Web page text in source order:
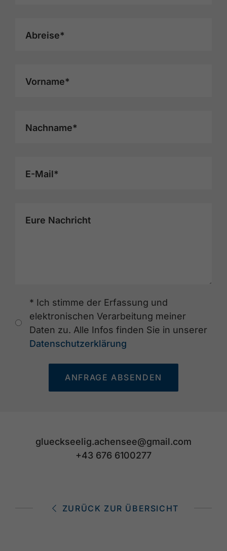
Abreise*
Vorname*
Nachname*
E-Mail*
Eure Nachricht
* Ich stimme der Erfassung und
elektronischen Verarbeitung meiner
Daten zu. Alle Infos finden Sie in unserer
Datenschutzerklärung
ANFRAGE ABSENDEN
glueckseelig.achensee@gmail.com
+43 676 6100277
ZURÜCK ZUR ÜBERSICHT